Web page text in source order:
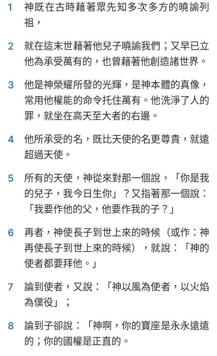
帖撒羅尼迦前書 帖撒羅尼迦後書
提摩太前書
提多書 腓利門書
彼得前書 彼得後書
約翰一書 約翰二書
約翰三書 猶大書
啟示錄
1
神既在古時藉著眾先知多次多方的曉諭列
祖，
2
就在這末世藉著他兒子曉諭我們；又早已立
他為承受萬有的，也曾藉著他創造諸世界。
3
他是神榮耀所發的光輝，是神本體的真像，
常用他權能的命令托住萬有。他洗淨了人的
罪，就坐在高天至大者的右邊。
4
他所承受的名，既比天使的名更尊貴，就遠
超過天使。
5
所有的天使，神從來對那一個說，「你是我
的兒子，我今日生你」？又指著那一個說：
「我要作他的父，他要作我的子？」
6
再者，神使長子到世上來的時候（或作：神
再使長子到世上來的時候），就說：「神的
使者都要拜他。」
7
論到使者，又說：「神以風為使者，以火焰
為僕役」；
8
論到子卻說：「神啊，你的寶座是永永遠遠
的；你的國權是正直的。